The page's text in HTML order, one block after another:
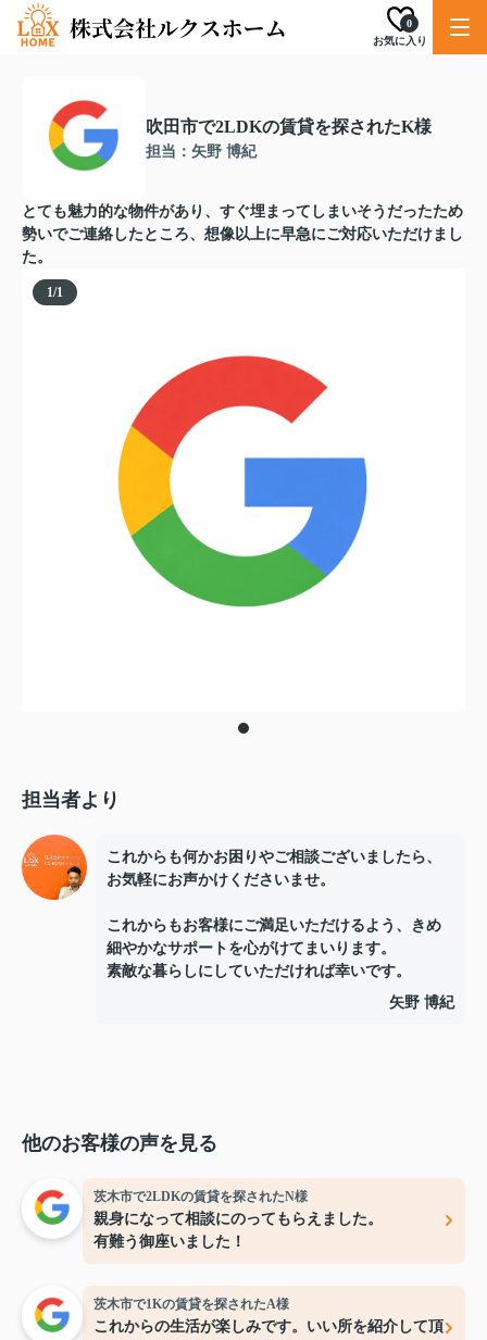
お気に入り
0
吹田市で2LDKの賃貸を探されたK様
担当：矢野 博紀
とても魅力的な物件があり、すぐ埋まってしまいそうだったため
勢いでご連絡したところ、想像以上に早急にご対応いただけまし
た。
1/1
担当者より
これからも何かお困りやご相談ございましたら、
お気軽にお声かけくださいませ。
これからもお客様にご満足いただけるよう、きめ
細やかなサポートを心がけてまいります。
素敵な暮らしにしていただければ幸いです。
矢野 博紀
他のお客様の声を見る
茨木市で2LDKの賃貸を探されたN様
親身になって相談にのってもらえました。
有難う御座いました！
茨木市で1Kの賃貸を探されたA様
これからの生活が楽しみです。いい所を紹介して頂